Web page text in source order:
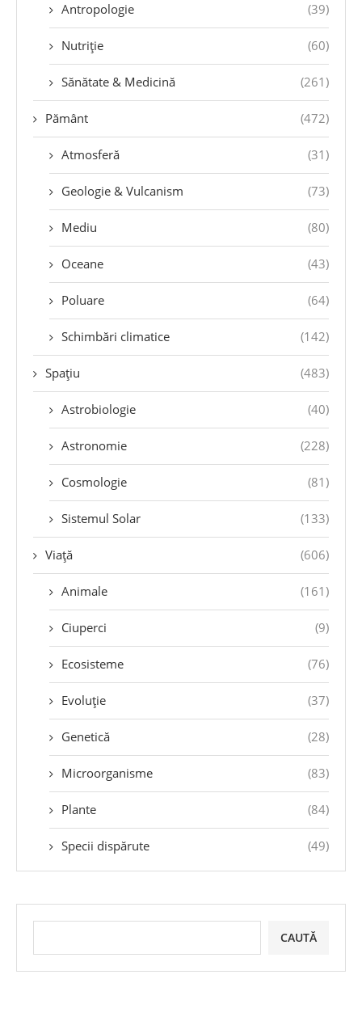
Antropologie (39)
Nutriție (60)
Sănătate & Medicină (261)
Pământ (472)
Atmosferă (31)
Geologie & Vulcanism (73)
Mediu (80)
Oceane (43)
Poluare (64)
Schimbări climatice (142)
Spațiu (483)
Astrobiologie (40)
Astronomie (228)
Cosmologie (81)
Sistemul Solar (133)
Viață (606)
Animale (161)
Ciuperci (9)
Ecosisteme (76)
Evoluție (37)
Genetică (28)
Microorganisme (83)
Plante (84)
Specii dispărute (49)
CAUTĂ